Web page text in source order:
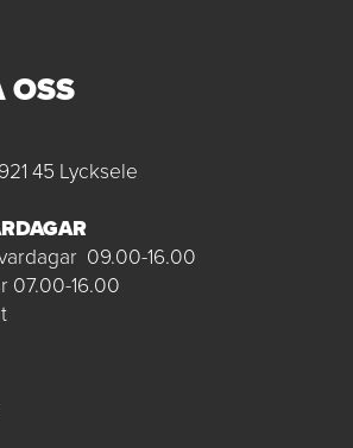
OSS
45 Lycksele
09.00-16.00
07.00-16.00